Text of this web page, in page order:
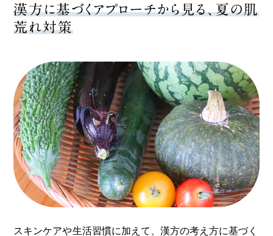
漢方に基づくアプローチから見る、夏の肌
荒れ対策
スキンケアや生活習慣に加えて、漢方の考え方に基づく